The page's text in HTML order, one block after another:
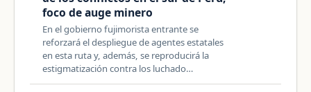
foco de auge minero
En el gobierno fujimorista entrante se
reforzará el despliegue de agentes estatales
en esta ruta y, además, se reproducirá la
estigmatización contra los luchado…